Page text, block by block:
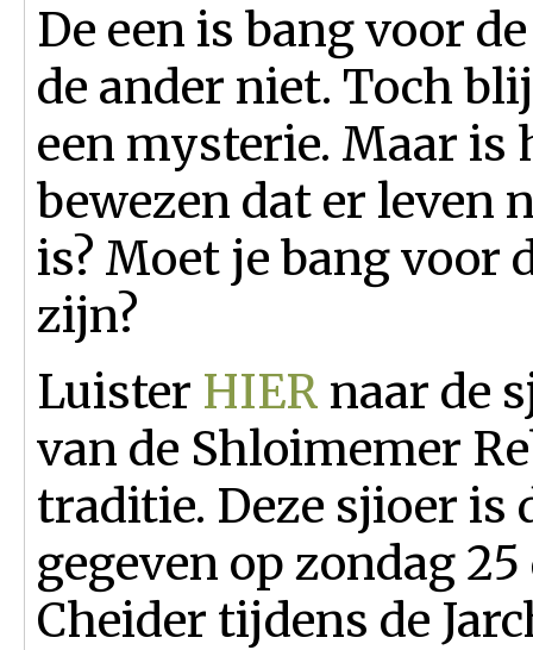
De een is bang voor
de ander niet. Toch
een mysterie. Maar is
bewezen dat er leven
is? Moet je bang voor
zijn?
Luister HIER naar de
van de Shloimemer
traditie. Deze sjioer is
gegeven op zondag
Cheider tijdens de